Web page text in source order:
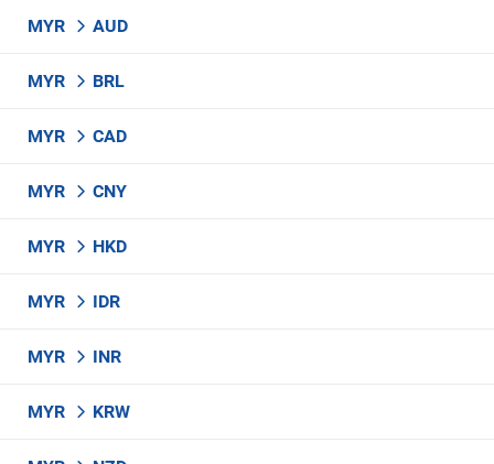
MYR AUD
MYR BRL
MYR CAD
MYR CNY
MYR HKD
MYR IDR
MYR INR
MYR KRW